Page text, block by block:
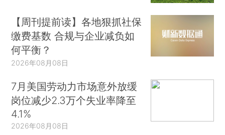
【周刊提前读】各地狠抓社保
缴费基数 合规与企业减负如
何平衡？
2026年08月08日
7月美国劳动力市场意外放缓
岗位减少2.3万个失业率降至
4.1%
2026年08月08日